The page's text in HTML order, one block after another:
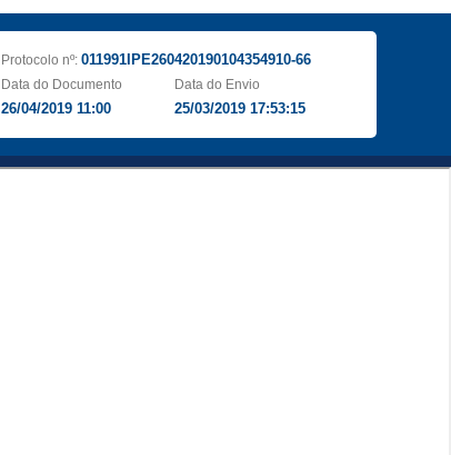
Protocolo nº: 011991IPE260420190104354910-66
Data do Documento
26/04/2019 11:00
Data do Envio
25/03/2019 17:53:15